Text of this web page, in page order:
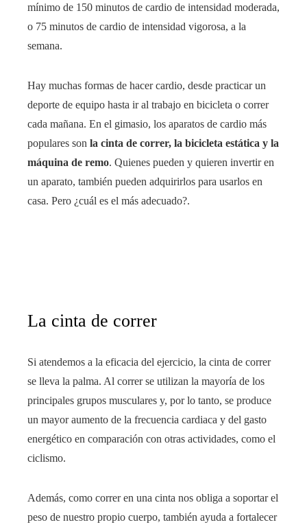
mínimo de 150 minutos de cardio de intensidad moderada,
o 75 minutos de cardio de intensidad vigorosa, a la
semana.
Hay muchas formas de hacer cardio, desde practicar un
deporte de equipo hasta ir al trabajo en bicicleta o correr
cada mañana. En el gimasio, los aparatos de cardio más
populares son la cinta de correr, la bicicleta estática y la
máquina de remo. Quienes pueden y quieren invertir en
un aparato, también pueden adquirirlos para usarlos en
casa. Pero ¿cuál es el más adecuado?.
La cinta de correr
Si atendemos a la eficacia del ejercicio, la cinta de correr
se lleva la palma. Al correr se utilizan la mayoría de los
principales grupos musculares y, por lo tanto, se produce
un mayor aumento de la frecuencia cardiaca y del gasto
energético en comparación con otras actividades, como el
ciclismo.
Además, como correr en una cinta nos obliga a soportar el
peso de nuestro propio cuerpo, también ayuda a fortalecer